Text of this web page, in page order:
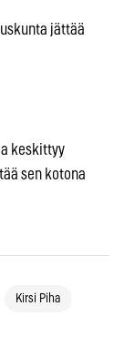
jättää
keskittyy
sen kotona
Kirsi Piha